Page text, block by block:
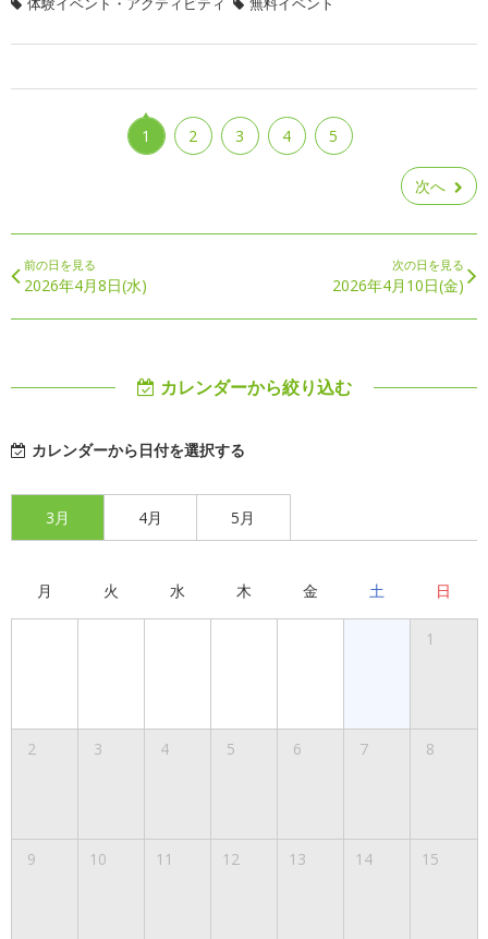
1 2 3 4 5
次へ
前の日を見る
2026年4月8日(水)
次の日を見る
2026年4月10日(金)
カレンダーから絞り込む
カレンダーから日付を選択する
3月 4月 5月
月 火 水 木 金 土 日
1
2 3 4 5 6 7 8
9 10 11 12 13 14 15